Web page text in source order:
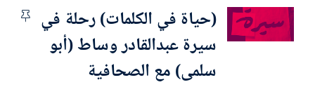
ن
ش
ا
ب
م
(حياة في الكلمات) رحلة في
سيرة عبدالقادر وساط (أبو
سلمى) مع الصحافية